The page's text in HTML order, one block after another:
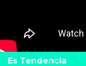
Es Tendencia